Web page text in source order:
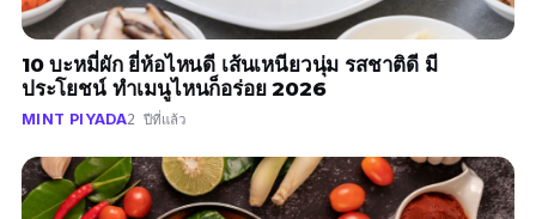
10 บะหมี่ผัก ยี่ห้อไหนดี เส้นเหนียวนุ่ม รสชาติดี มี
ประโยชน์ ทำเมนูไหนก็อร่อย 2026
MINT PIYADA2 ปีที่แล้ว